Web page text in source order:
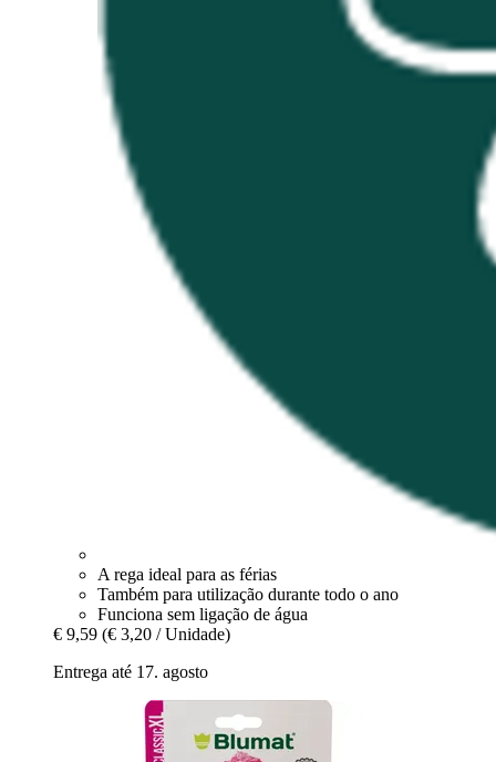
A rega ideal para as férias
Também para utilização durante todo o ano
Funciona sem ligação de água
€ 9,59 (€ 3,20 / Unidade)
Entrega até 17. agosto